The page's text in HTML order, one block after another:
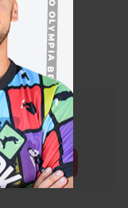
co se
Přihlásit